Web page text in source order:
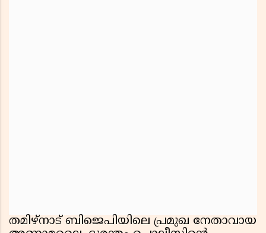
തമിഴ്‌നാട് ബിജെപിയിലെ പ്രമുഖ നേതാവായ